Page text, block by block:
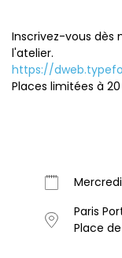
Inscrivez-vous dès
l'atelier.
https://
Places limitées à
Paris
Place